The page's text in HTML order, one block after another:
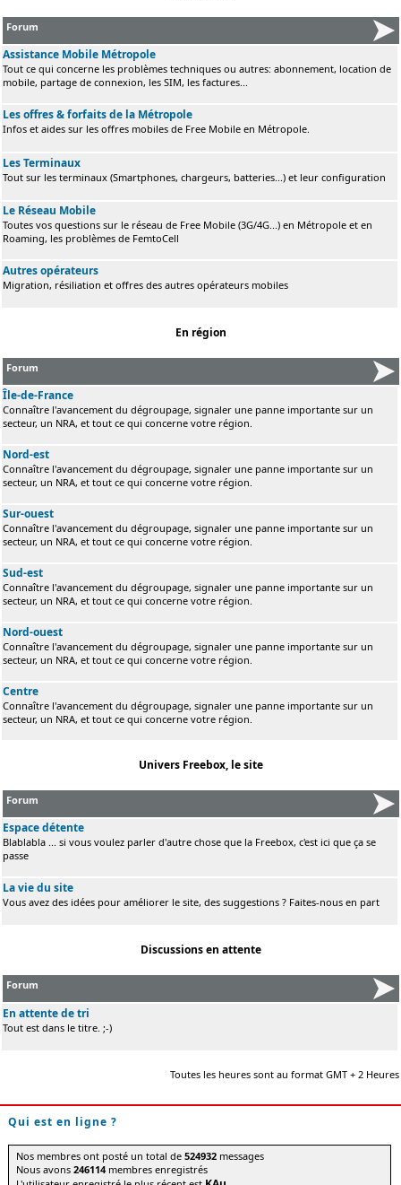
Forum
Assistance Mobile Métropole
Tout ce qui concerne les problèmes techniques ou autres: abonnement, location de
mobile, partage de connexion, les SIM, les factures...
Les offres & forfaits de la Métropole
Infos et aides sur les offres mobiles de Free Mobile en Métropole.
Les Terminaux
Tout sur les terminaux (Smartphones, chargeurs, batteries...) et leur configuration
Le Réseau Mobile
Toutes vos questions sur le réseau de Free Mobile (3G/4G...) en Métropole et en
Roaming, les problèmes de FemtoCell
Autres opérateurs
Migration, résiliation et offres des autres opérateurs mobiles
En région
Forum
Île-de-France
Connaître l'avancement du dégroupage, signaler une panne importante sur un
secteur, un NRA, et tout ce qui concerne votre région.
Nord-est
Connaître l'avancement du dégroupage, signaler une panne importante sur un
secteur, un NRA, et tout ce qui concerne votre région.
Sur-ouest
Connaître l'avancement du dégroupage, signaler une panne importante sur un
secteur, un NRA, et tout ce qui concerne votre région.
Sud-est
Connaître l'avancement du dégroupage, signaler une panne importante sur un
secteur, un NRA, et tout ce qui concerne votre région.
Nord-ouest
Connaître l'avancement du dégroupage, signaler une panne importante sur un
secteur, un NRA, et tout ce qui concerne votre région.
Centre
Connaître l'avancement du dégroupage, signaler une panne importante sur un
secteur, un NRA, et tout ce qui concerne votre région.
Univers Freebox, le site
Forum
Espace détente
Blablabla ... si vous voulez parler d'autre chose que la Freebox, c'est ici que ça se
passe
La vie du site
Vous avez des idées pour améliorer le site, des suggestions ? Faites-nous en part
Discussions en attente
Forum
En attente de tri
Tout est dans le titre. ;-)
Toutes les heures sont au format GMT + 2 Heures
Qui est en ligne ?
Nos membres ont posté un total de524932 messages
Nous avons246114membres enregistrés